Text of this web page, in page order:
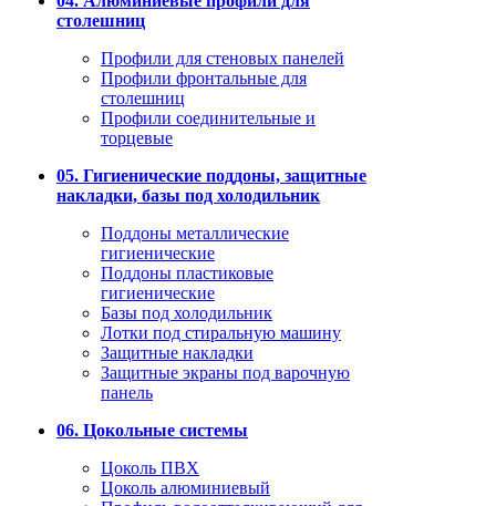
столешниц
Профили для стеновых панелей
Профили фронтальные для
столешниц
Профили соединительные и
торцевые
05. Гигиенические поддоны, защитные
накладки, базы под холодильник
Поддоны металлические
гигиенические
Поддоны пластиковые
гигиенические
Базы под холодильник
Лотки под стиральную машину
Защитные накладки
Защитные экраны под варочную
панель
06. Цокольные системы
Цоколь ПВХ
Цоколь алюминиевый